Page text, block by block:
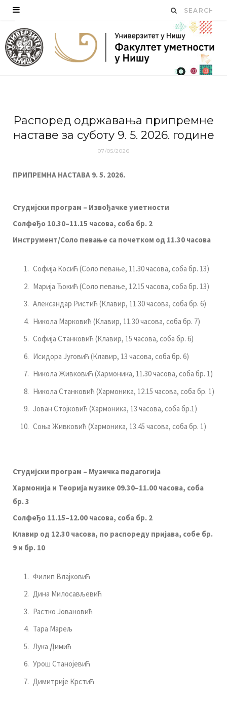
Распоред одржавања припремне
наставе за суботу 9. 5. 2026. године
07/05/2026
ПРИПРЕМНА НАСТАВА 9. 5. 2026.
Студијски програм – Извођачке уметности
Солфеђо 10.30–11.15 часова, соба бр. 2
Инструмент/Соло певање са почетком од 11.30 часова
Софија Косић (Соло певање, 11.30 часова, соба бр. 13)
Марија Ђокић (Соло певање, 12.15 часова, соба бр. 13)
Александар Ристић (Клавир, 11.30 часова, соба бр. 6)
Никола Марковић (Клавир, 11.30 часова, соба бр. 7)
Софија Станковић (Клавир, 15 часова, соба бр. 6)
Исидора Југовић (Клавир, 13 часова, соба бр. 6)
Никола Живковић (Хармоника, 11.30 часова, соба бр. 1)
Никола Станковић (Хармоника, 12.15 часова, соба бр. 1)
Јован Стојковић (Хармоника, 13 часова, соба бр.1)
Соња Живковић (Хармоника, 13.45 часова, соба бр. 1)
Студијски програм – Музичка педагогија
Хармонија и Теорија музике 09.30–11.00 часова, соба
бр. 3
Солфеђо 11.15–12.00 часова, соба бр. 2
Клавир од 12.30 часова, по распореду пријава, собе бр.
9 и бр. 10
Филип Влајковић
Дина Милосављевић
Растко Јовановић
Тара Марељ
Лука Димић
Урош Станојевић
Димитрије Крстић